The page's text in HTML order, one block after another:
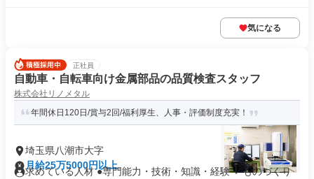
気になる
正社員
自動車・自転車向け金属部品の品質検査スタッフ
株式会社リノメタル
年間休日120日/賞与2回/福利厚生、人事・評価制度充実！
埼玉県八潮市大字
月給25万5000円以上
求めている人材 ●専門能力・技術・知識・経験 ✓ものづくり